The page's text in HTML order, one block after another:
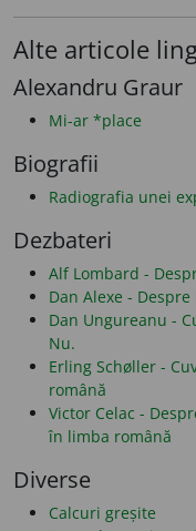
Alte articole
Alexandru Graur
Mi-ar *place
Biografii
Radiografia unei
Dezbateri
Alf Lombard -
Dan Alexe -
Dan Ungureanu -
Nu.
Erling Schøller -
română
Victor Celac -
în limba română
Diverse
Calcuri greșite